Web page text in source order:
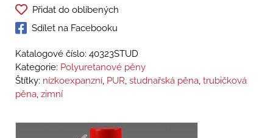
Přidat do oblíbených
Sdílet na Facebooku
Katalogové číslo: 40323STUD
Kategorie: Polyuretanové pěny
Štítky: nízkoexpanzní, PUR, studnařská pěna, trubičková
pěna, zimní